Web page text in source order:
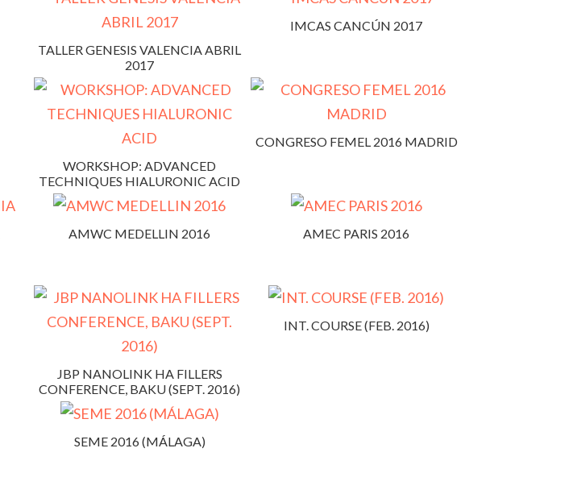
TALLER GENESIS VALENCIA ABRIL
2017
IMCAS CANCÚN 2017
WORKSHOP: ADVANCED
TECHNIQUES HIALURONIC ACID
CONGRESO FEMEL 2016 MADRID
AMWC MEDELLIN 2016 AMEC PARIS 2016
JBP NANOLINK HA FILLERS
CONFERENCE, BAKU (SEPT. 2016)
INT. COURSE (FEB. 2016)
SEME 2016 (MÁLAGA)